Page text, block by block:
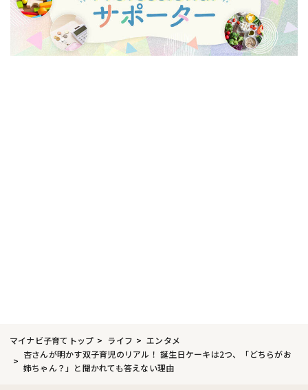
マイナビ子育てトップ ライフ
エンタメ
杏さんが明かす双子育児のリアル！ 誕生日ケーキは2つ、「どちらがお
姉ちゃん？」と聞かれても答えない理由